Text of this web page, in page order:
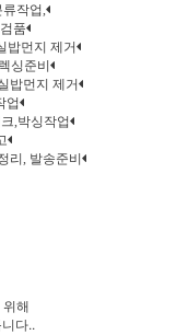
작업,
품
밥먼지 제거
싱준비
밥먼지 제거
업
,박싱작업
리, 발송준비
해
다..